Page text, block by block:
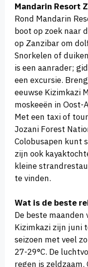
Mandarin Resort
Rond Mandarin
boot op zoek naar
op Zanzibar om
Snorkelen of
is een aanrader;
een excursie.
eeuwse Kizimkazi
moskeeën in
Met een taxi of
Jozani Forest
Colobusapen kunt
zijn ook
kleine
te vinden.
Wat is de beste
De beste maanden
Kizimkazi zijn juni
seizoen met veel
27-29°C. De
regen is zeldzaam.